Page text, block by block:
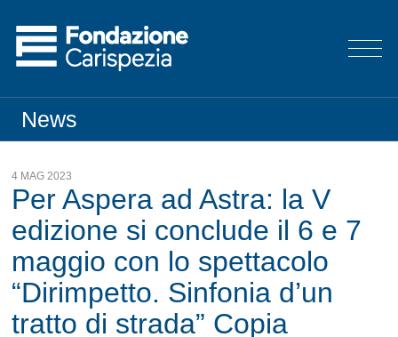
News
4 MAG 2023
Per Aspera ad Astra: la V
edizione si conclude il 6 e 7
maggio con lo spettacolo
“Dirimpetto. Sinfonia d’un
tratto di strada” Copia